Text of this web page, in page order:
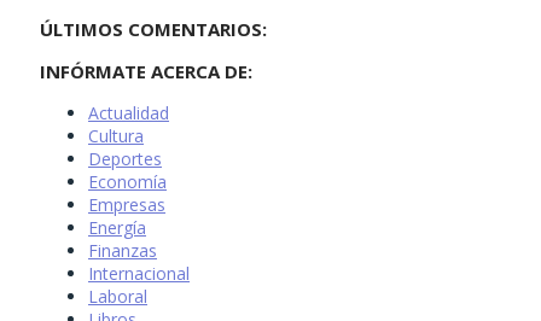
ÚLTIMOS COMENTARIOS:
INFÓRMATE ACERCA DE:
Actualidad
Cultura
Deportes
Economía
Empresas
Energía
Finanzas
Internacional
Laboral